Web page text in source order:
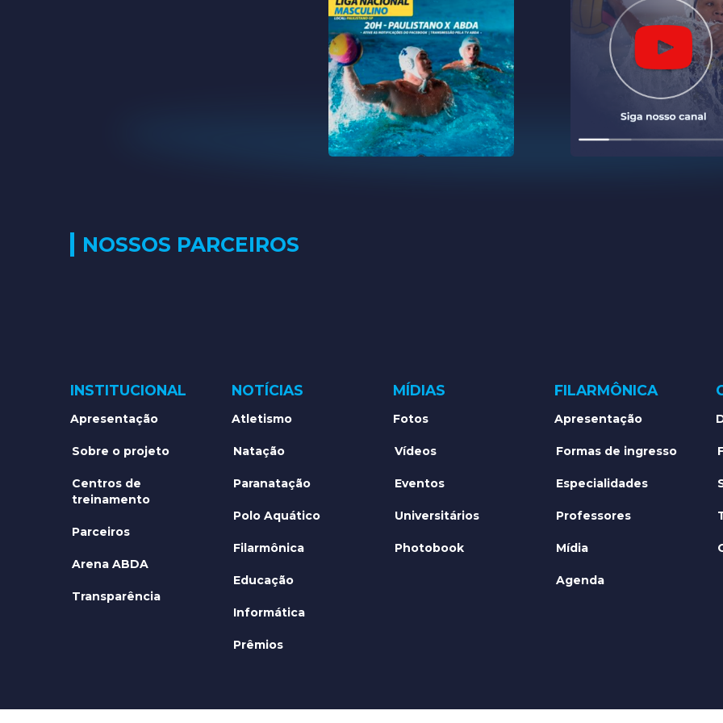
NOSSOS PARCEIROS
INSTITUCIONAL
Apresentação
Sobre o projeto
Centros de
treinamento
Parceiros
Arena ABDA
Transparência
NOTÍCIAS
Atletismo
Natação
Paranatação
Polo Aquático
Filarmônica
Educação
Informática
Prêmios
MÍDIAS
Fotos
Vídeos
Eventos
Universitários
Photobook
FILARMÔNICA
Apresentação
Formas de ingresso
Especialidades
Professores
Mídia
Agenda